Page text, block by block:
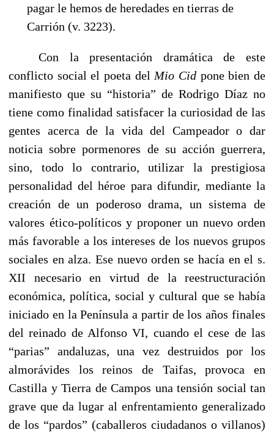
pagar le hemos de heredades en tierras de
Carrión (v. 3223).
Con la presentación dramática de este
conflicto social el poeta del Mio Cid pone bien de
manifiesto que su “historia” de Rodrigo Díaz no
tiene como finalidad satisfacer la curiosidad de las
gentes acerca de la vida del Campeador o dar
noticia sobre pormenores de su acción guerrera,
sino, todo lo contrario, utilizar la prestigiosa
personalidad del héroe para difundir, mediante la
creación de un poderoso drama, un sistema de
valores ético-políticos y proponer un nuevo orden
más favorable a los intereses de los nuevos grupos
sociales en alza. Ese nuevo orden se hacía en el s.
XII necesario en virtud de la reestructuración
económica, política, social y cultural que se había
iniciado en la Península a partir de los años finales
del reinado de Alfonso VI, cuando el cese de las
“parias” andaluzas, una vez destruidos por los
almorávides los reinos de Taifas, provoca en
Castilla y Tierra de Campos una tensión social tan
grave que da lugar al enfrentamiento generalizado
de los “pardos” (caballeros ciudadanos o villanos)